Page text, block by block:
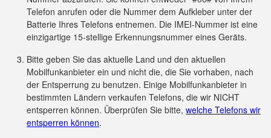
Telefon anrufen oder die Nummer dem Aufkleber unter der
Batterie Ihres Telefons entnemen. Die IMEI-Nummer ist eine
einzigartige 15-stellige Erkennungsnummer eines Geräts.
Bitte geben Sie das aktuelle Land und den aktuellen
Mobilfunkanbieter ein und nicht die, die Sie vorhaben, nach
der Entsperrung zu benutzen. Einige Mobilfunkanbieter in
bestimmten Ländern verkaufen Telefons, die wir NICHT
entsperren können. Überprüfen Sie bitte, welche Telefons wir
entsperren können.